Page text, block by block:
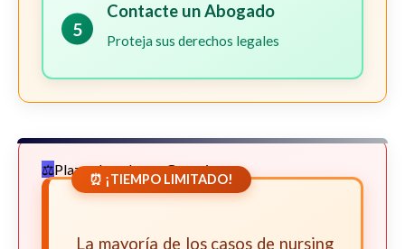
5
Contacte un Abogado
Proteja sus derechos legales
Plazos Legales en Georgia
⏰ ¡TIEMPO LIMITADO!
La mayoría de los casos de nursing